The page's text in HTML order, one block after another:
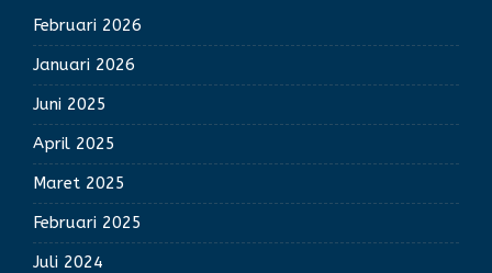
Februari 2026
Januari 2026
Juni 2025
April 2025
Maret 2025
Februari 2025
Juli 2024